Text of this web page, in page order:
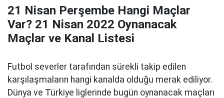
21 Nisan Perşembe Hangi Maçlar
Var? 21 Nisan 2022 Oynanacak
Maçlar ve Kanal Listesi
Futbol severler tarafından sürekli takip edilen
karşılaşmaların hangi kanalda olduğu merak ediliyor.
Dünya ve Türkiye liglerinde bugün oynanacak maçları